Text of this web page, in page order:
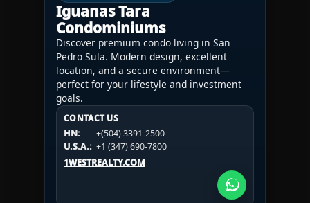
Iguanas Tara
Condominiums
Discover premium condo living in San
Pedro Sula. Modern design, excellent
location, and a secure environment—
perfect for your lifestyle and investment
goals.
CONTACT US
HN:
+(504) 3391-2500
U.S.A.: +1 (347) 690-7800
1WESTREALTY.COM
CONTACT US
HN:
+(504) 3391-2500
U.S.A.:
+1 (984) 246-2100
1WESTREALTY.COM
CONTACT US
HN:
+(504) 3391-2500
U.S.A.: +1 (984) 246-2100
1WESTREALTY.COM